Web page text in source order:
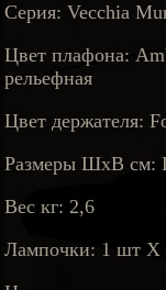
Серия: Vecchia
Цвет плафона:
рельефная
Цвет держателя:
Размеры ШхВ см:
Вес кг: 2,6
Лампочки: 1 шт X